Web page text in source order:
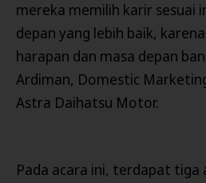
mereka memilih karir sesuai
depan yang lebih baik,
harapan dan masa depan
Ardiman, Domestic
Astra Daihatsu Motor.
Pada acara ini, terdapat